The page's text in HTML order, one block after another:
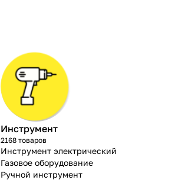
Инструмент
2168 товаров
Инструмент электрический
Газовое оборудование
Ручной инструмент